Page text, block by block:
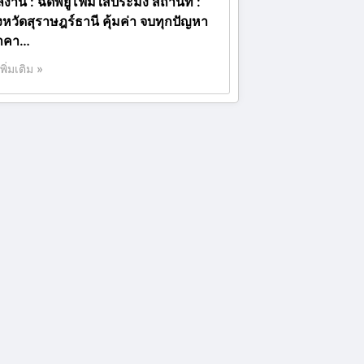
หวัดสุราษฎร์ธานี คุ้มค่า จบทุกปัญหา
คา…
มเติม »